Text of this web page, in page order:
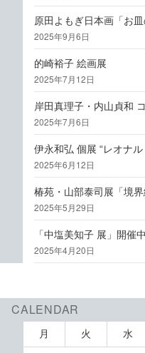
原田よもぎ日本画「お
2025年9月6日
的崎裕子 絵画展
2025年7月12日
岸田真理子・内山貞和
2025年7月6日
伊永和弘 個展 “レオナ
2025年6月12日
椿苑・山部泰司展「境
2025年5月29日
「中塩美知子 展」開催中
2025年4月20日
CALENDAR
月 火 水